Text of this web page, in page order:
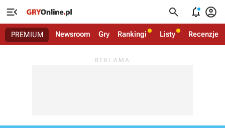
   
PREMIUM Newsroom Gry Rankingi Listy Recenzje